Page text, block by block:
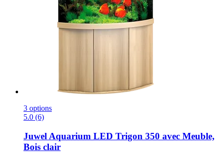
3 options
5.0 (6)
Juwel Aquarium LED Trigon 350 avec Meuble,
Bois clair